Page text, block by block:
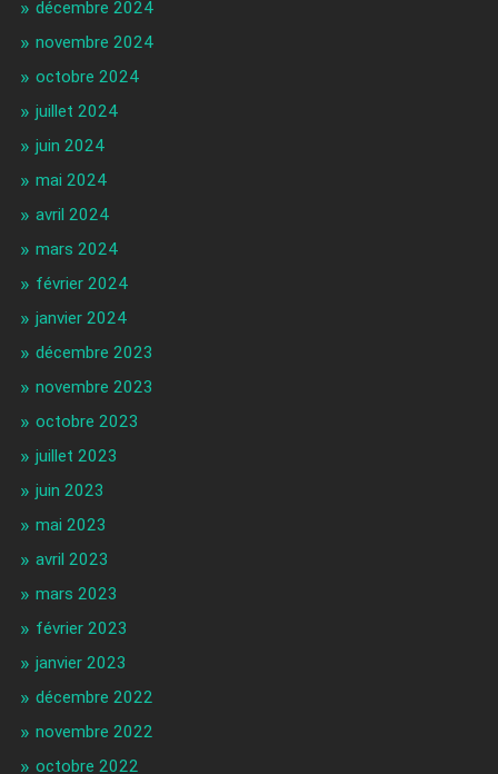
décembre 2024
novembre 2024
octobre 2024
juillet 2024
juin 2024
mai 2024
avril 2024
mars 2024
février 2024
janvier 2024
décembre 2023
novembre 2023
octobre 2023
juillet 2023
juin 2023
mai 2023
avril 2023
mars 2023
février 2023
janvier 2023
décembre 2022
novembre 2022
octobre 2022